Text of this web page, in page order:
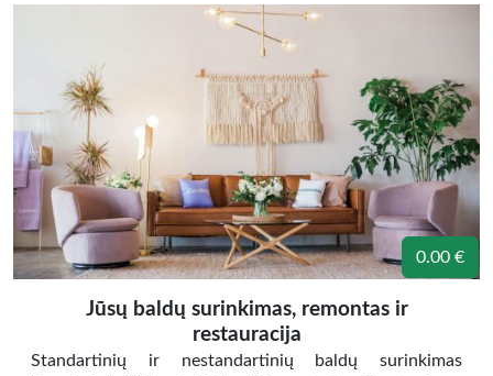
0.00 €
Jūsų baldų surinkimas, remontas ir
restauracija
Standartinių ir nestandartinių baldų surinkimas